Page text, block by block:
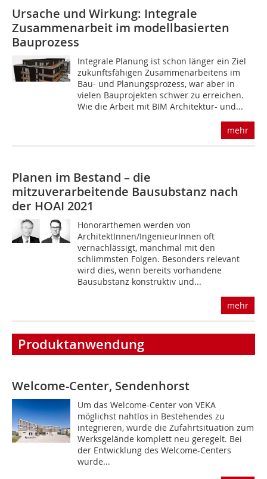
Ursache und Wirkung: Integrale
Zusammen­arbeit im modellbasierten
Bauprozess
Integrale Planung ist schon länger ein Ziel
zukunftsfähigen Zusammenarbeitens im
Bau- und Planungsprozess, war aber in
vielen Bauprojekten schwer zu erreichen.
Wie die Arbeit mit BIM Architektur- und...
mehr
Planen im Bestand – die
mitzuverarbeitende Bausubstanz nach
der HOAI 2021
Honorarthemen werden von
ArchitektInnen/IngenieurInnen oft
vernachlässigt, manchmal mit den
schlimms­ten Folgen. Besonders relevant
wird dies, wenn bereits vorhandene
Bausubstanz konstruktiv und...
mehr
Produktanwendung
Welcome-Center, Sendenhorst
Um das Welcome-Center von VEKA
möglichst nahtlos in Bestehendes zu
integrieren, wurde die Zufahrtsituation zum
Werksgelände komplett neu geregelt. Bei
der Entwicklung des Welcome-Centers
wurde...